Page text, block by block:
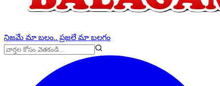
నిజమే మా బలం.. ప్రజలే మా బలగం